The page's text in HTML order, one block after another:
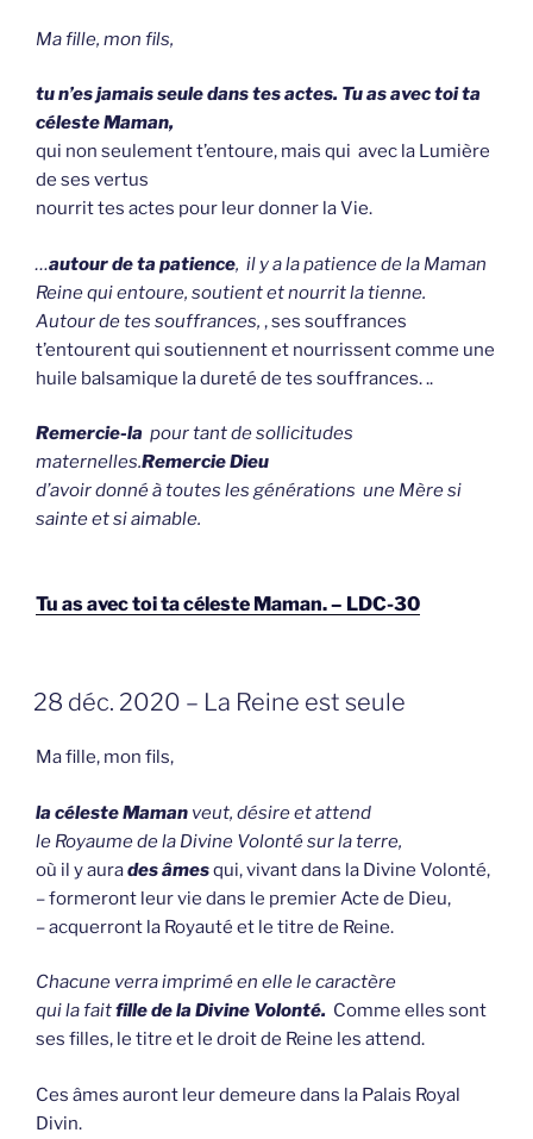
Ma fille, mon fils,
tu n’es jamais seule dans tes actes. Tu as avec toi ta
céleste Maman,
qui non seulement t’entoure, mais qui avec la Lumière
de ses vertus
nourrit tes actes pour leur donner la Vie.
…autour de ta patience, il y a la patience de la Maman
Reine qui entoure, soutient et nourrit la tienne.
Autour de tes souffrances, , ses souffrances
t’entourent qui soutiennent et nourrissent comme une
huile balsamique la dureté de tes souffrances. ..
Remercie-la pour tant de sollicitudes
maternelles.Remercie Dieu
d’avoir donné à toutes les générations une Mère si
sainte et si aimable.
Tu as avec toi ta céleste Maman. – LDC-30
GEPLAATST
OP
28 déc. 2020 – La Reine est seule
Ma fille, mon fils,
la célesteMaman veut, désire et attend
le Royaume de la Divine Volonté sur la terre,
où il y aurades âmesqui, vivant dans la Divine Volonté,
– formeront leur vie dans le premier Acte de Dieu,
– acquerront la Royauté et le titre de Reine.
Chacune verra imprimé en elle le caractère
qui la faitfille de la Divine Volonté. Comme elles sont
ses filles, le titre et le droit de Reine les attend.
Ces âmes auront leur demeure dans la Palais Royal
Divin.